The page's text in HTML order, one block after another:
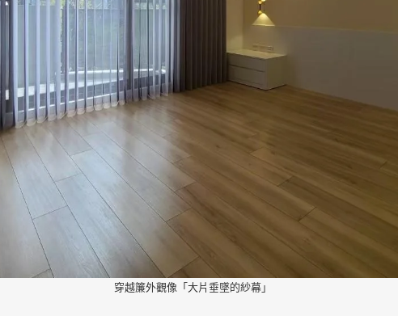
穿越簾外觀像「大片垂墜的紗幕」